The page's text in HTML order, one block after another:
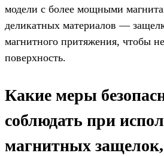
модели с более мощными
деликатных материалов —
магнитного притяжения, чтобы
поверхность.
Какие меры
соблюдать при
магнитных защелок,